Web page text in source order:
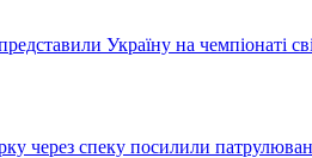
Україну на чемпіонаті
через спеку посилили